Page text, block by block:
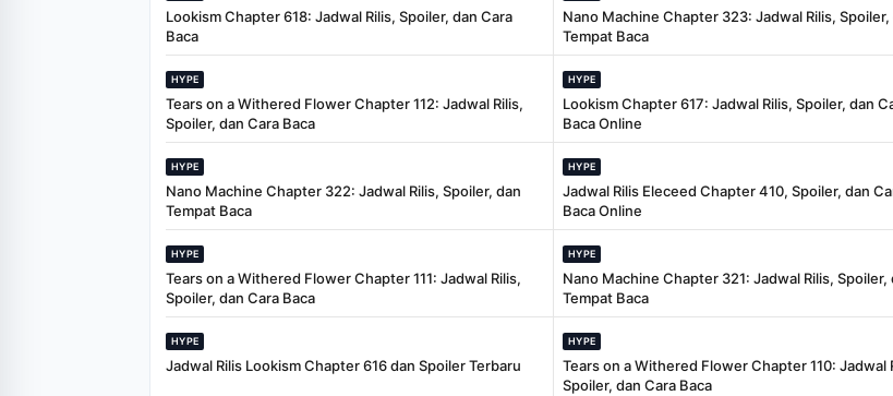
Lookism Chapter 618: Jadwal Rilis, Spoiler, dan Cara
Baca
Nano Machine Chapter 323: Jadwal Rilis, Spoiler,
Tempat Baca
HYPE
Tears on a Withered Flower Chapter 112: Jadwal Rilis,
Spoiler, dan Cara Baca
HYPE
Lookism Chapter 617: Jadwal Rilis, Spoiler, dan
Baca Online
HYPE
Nano Machine Chapter 322: Jadwal Rilis, Spoiler, dan
Tempat Baca
HYPE
Jadwal Rilis Eleceed Chapter 410, Spoiler, dan
Baca Online
HYPE
Tears on a Withered Flower Chapter 111: Jadwal Rilis,
Spoiler, dan Cara Baca
HYPE
Nano Machine Chapter 321: Jadwal Rilis, Spoiler,
Tempat Baca
HYPE
Jadwal Rilis Lookism Chapter 616 dan Spoiler Terbaru
HYPE
Tears on a Withered Flower Chapter 110: Jadwal
Spoiler, dan Cara Baca